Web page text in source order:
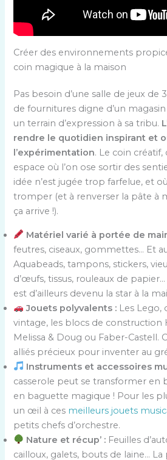
Créer des environnements
coin magique à la maison
Pas besoin d’une salle de jeux de
de fournitures digne d’un
un terrain d’expression à sa tribu.
rendre le quotidien inspirant et
l’expérimentation. Le coin créatif,
espace où l’on ose sortir des
idée n’est jugée trop farfelue, et
tromper (et à renverser la pâte à
ça arrive !).
Matériel varié à portée de
feutres, ciseaux, gommettes… Et
Aquabeads, tampons, stickers,
d’œufs, tissus, rouleaux de
est d’ailleurs devenu la star à la
Jouets polyvalents : Les Lego,
vintage, les blocs de construction
Melissa & Doug ou Faber-Castell.
alliés précieux pour inventer au
Instruments et accessoires
casserole peut se transformer en
en baguette magique ! Pour les
un œil à ces meilleurs jouets
petits chefs d’orchestre.
Nature et récup’ : Feuilles
cailloux, galets, bouts de laine…